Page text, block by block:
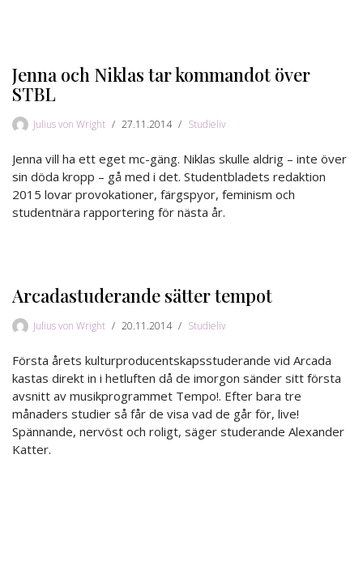
Jenna och Niklas tar kommandot över
STBL
Julius von Wright 27.11.2014 Studieliv
Jenna vill ha ett eget mc-gäng. Niklas skulle aldrig – inte över
sin döda kropp – gå med i det. Studentbladets redaktion
2015 lovar provokationer, färgspyor, feminism och
studentnära rapportering för nästa år.
Arcadastuderande sätter tempot
Julius von Wright 20.11.2014 Studieliv
Första årets kulturproducentskapsstuderande vid Arcada
kastas direkt in i hetluften då de imorgon sänder sitt första
avsnitt av musikprogrammet Tempo!. Efter bara tre
månaders studier så får de visa vad de går för, live!
Spännande, nervöst och roligt, säger studerande Alexander
Katter.